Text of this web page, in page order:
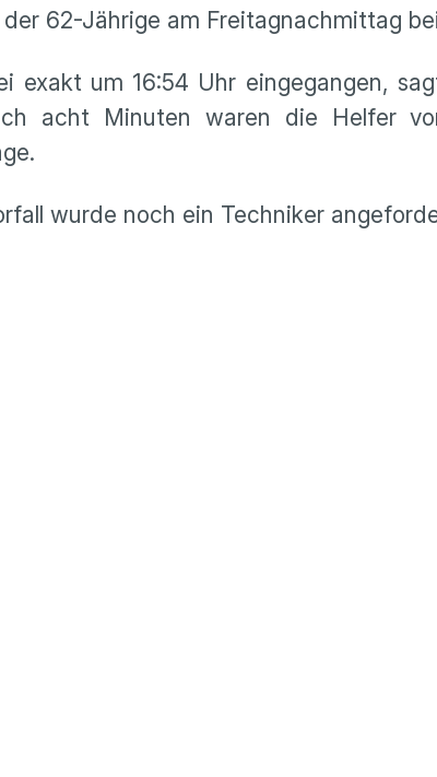
der 62-Jährige am Freitagnachmittag
exakt um 16:54 Uhr eingegangen,
acht Minuten waren die Helfer
wurde noch ein Techniker